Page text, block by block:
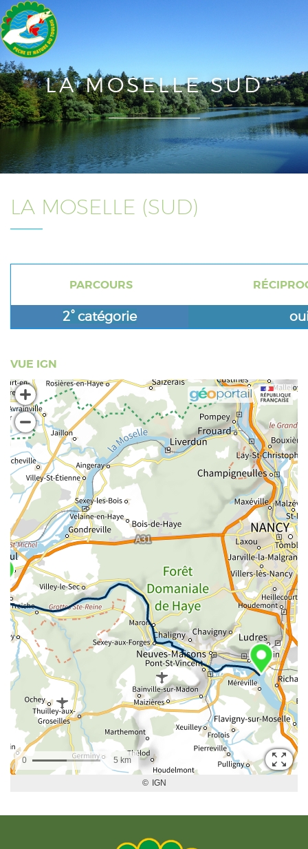
LA MOSELLE SUD
LA MOSELLE (SUD)
PARCOURS
2° catégorie
VUE IGN